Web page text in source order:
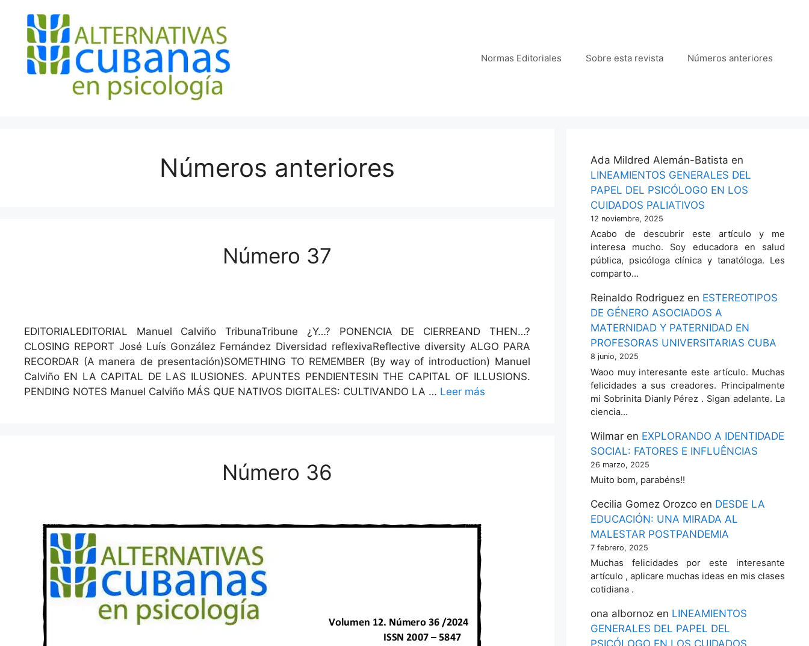
contenido
Normas Editoriales Sobre esta revista Números anteriores
Números anteriores
Número 37
EDITORIALEDITORIAL Manuel Calviño Tri­buna­Tri­bune ¿Y…? PONENCIA DE CIERREAND THEN…?
CLOSING REPORT José Luís González Fer­nán­dez Diver­si­dad reflex­i­vaRe­flec­tive diver­si­ty ALGO PARA
RECORDAR (A man­era de presentación)SOMETHING TO REMEMBER (By way of intro­duc­tion) Manuel
Calviño EN LA CAPITAL DE LAS ILUSIONES. APUNTES PENDIENTESIN THE CAPITAL OF ILLUSIONS.
PENDING NOTES Manuel Calviño MÁS QUE NATIVOS DIGITALES: CULTIVANDO LA … Leer más
Número 36
Ada Mildred Alemán-Batista en
LINEAMIENTOS GENERALES DEL
PAPEL DEL PSICÓLOGO EN LOS
CUIDADOS PALIATIVOS
12 noviembre, 2025
Acabo de descubrir este artículo y me
interesa mucho. Soy educadora en salud
pública, psicóloga clínica y tanatóloga. Les
comparto…
Reinaldo Rodriguezen ESTEREOTIPOS
DE GÉNERO ASOCIADOS A
MATERNIDAD Y PATERNIDAD EN
PROFESORAS UNIVERSITARIAS CUBA
8 junio, 2025
Waoo muy interesante este artículo. Muchas
felicidades a sus creadores. Principalmente
mi Sobrinita Dianly Pérez . Sigan adelante. La
ciencia…
Wilmaren EXPLORANDO A IDENTIDADE
SOCIAL: FATORES E INFLUÊNCIAS
26 marzo, 2025
Muito bom, parabéns!!
Cecilia Gomez Orozcoen DESDE LA
EDUCACIÓN: UNA MIRADA AL
MALESTAR POSTPANDEMIA
7 febrero, 2025
Muchas felicidades por este interesante
artículo , aplicare muchas ideas en mis clases
cotidiana .
ona albornozen LINEAMIENTOS
GENERALES DEL PAPEL DEL